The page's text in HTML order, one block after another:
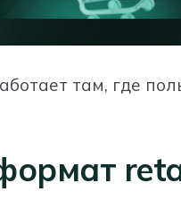
там, где